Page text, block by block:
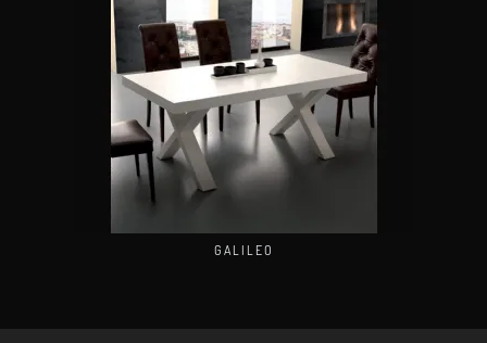
GALILEO